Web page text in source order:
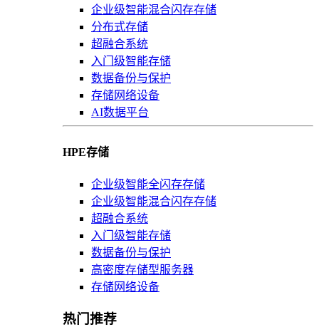
企业级智能混合闪存存储
分布式存储
超融合系统
入门级智能存储
数据备份与保护
存储网络设备
AI数据平台
HPE存储
企业级智能全闪存存储
企业级智能混合闪存存储
超融合系统
入门级智能存储
数据备份与保护
高密度存储型服务器
存储网络设备
热门推荐